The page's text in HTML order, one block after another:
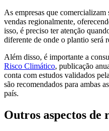
As empresas que
vendas regionalmente,
isso, é preciso ter atenção
diferente de onde o plantio será
Além disso, é importante a
Risco Climático, publicação
conta com estudos validados
são recomendados para ambas
país.
Outros aspectos de